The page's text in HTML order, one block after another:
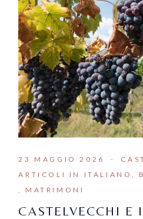
23 MAGGIO 2026
ARTICOLI IN ITALIANO
MATRIMONI
CASTELVECCHI E